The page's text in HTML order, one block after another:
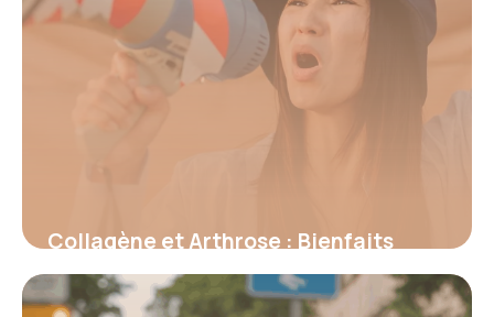
Collagène et Arthrose : Bienfaits
Prouvés 2026
16 juin 2026